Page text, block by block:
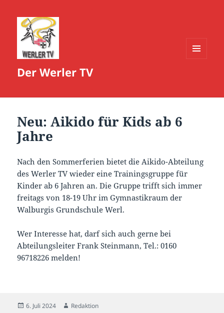
Der Werler TV
Neu: Aikido für Kids ab 6
Jahre
Nach den Sommerferien bietet die Aikido-Abteilung
des Werler TV wieder eine Trainingsgruppe für
Kinder ab 6 Jahren an. Die Gruppe trifft sich immer
freitags von 18-19 Uhr im Gymnastikraum der
Walburgis Grundschule Werl.
Wer Interesse hat, darf sich auch gerne bei
Abteilungsleiter Frank Steinmann, Tel.: 0160
96718226 melden!
Veröffentlicht
6. Juli 2024 Autor
Redaktion